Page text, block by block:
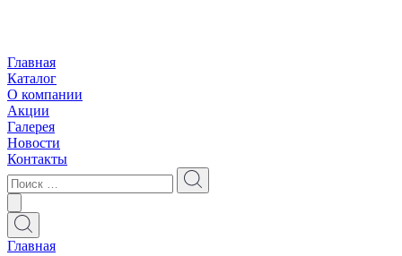
Главная
Каталог
О компании
Акции
Галерея
Новости
Контакты
Главная